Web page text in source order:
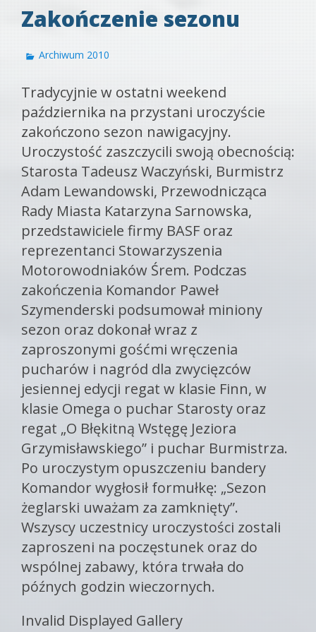
Zakończenie sezonu
Archiwum 2010
Tradycyjnie w ostatni weekend
października na przystani uroczyście
zakończono sezon nawigacyjny.
Uroczystość zaszczycili swoją obecnością:
Starosta Tadeusz Waczyński, Burmistrz
Adam Lewandowski, Przewodnicząca
Rady Miasta Katarzyna Sarnowska,
przedstawiciele firmy BASF oraz
reprezentanci Stowarzyszenia
Motorowodniaków Śrem. Podczas
zakończenia Komandor Paweł
Szymenderski podsumował miniony
sezon oraz dokonał wraz z
zaproszonymi gośćmi wręczenia
pucharów i nagród dla zwycięzców
jesiennej edycji regat w klasie Finn, w
klasie Omega o puchar Starosty oraz
regat „O Błękitną Wstęgę Jeziora
Grzymisławskiego” i puchar Burmistrza.
Po uroczystym opuszczeniu bandery
Komandor wygłosił formułkę: „Sezon
żeglarski uważam za zamknięty”.
Wszyscy uczestnicy uroczystości zostali
zaproszeni na poczęstunek oraz do
wspólnej zabawy, która trwała do
późnych godzin wieczornych.
Invalid Displayed Gallery